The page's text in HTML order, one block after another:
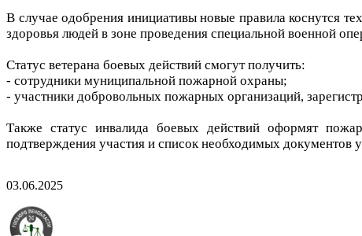
В случае одобрения инициативы новые правила коснутся
здоровья людей в зоне проведения специальной военной
Статус ветерана боевых действий смогут получить:
- сотрудники муниципальной пожарной охраны;
- участники добровольных пожарных организаций,
Также статус инвалида боевых действий оформят
подтверждения участия и список необходимых документов
03.06.2025